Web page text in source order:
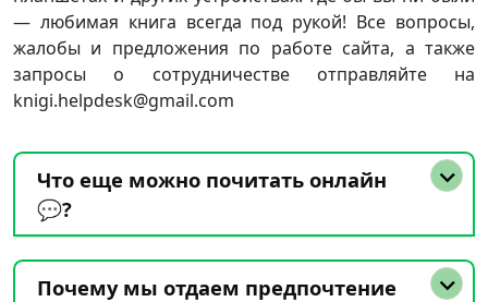
— любимая книга всегда под рукой! Все вопросы,
жалобы и предложения по работе сайта, а также
запросы о сотрудничестве отправляйте на
knigi.helpdesk@gmail.com
Что еще можно почитать онлайн
💬?
Почему мы отдаем предпочтение